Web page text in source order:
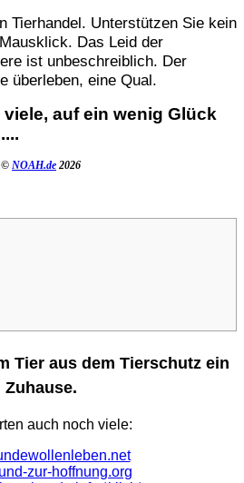
Tierhandel. Unterstützen Sie kein
Das Leid der
ist unbeschreiblich. Der
überleben, eine Qual.
auf ein wenig Glück
© NOAH.de 2026
Tier aus dem Tierschutz ein
Zuhause.
auch noch viele:
zur-hoffnung.org